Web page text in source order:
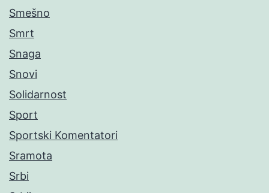
Smešno
Smrt
Snaga
Snovi
Solidarnost
Sport
Sportski Komentatori
Sramota
Srbi